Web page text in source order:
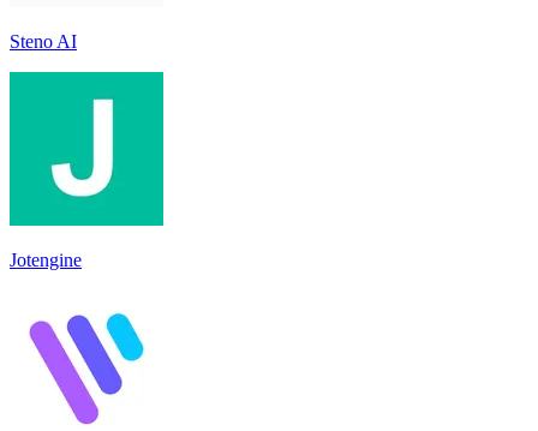
Steno AI
Jotengine